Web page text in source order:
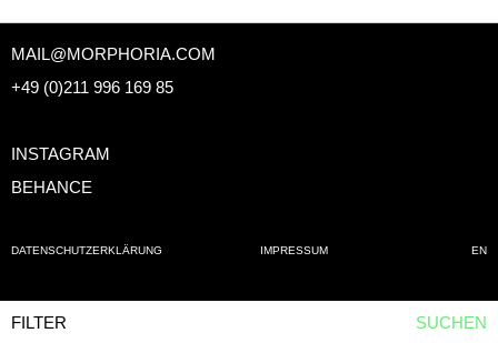
MAIL@MORPHORIA.COM
+49 (0)211 996 169 85
INSTAGRAM
BEHANCE
DATENSCHUTZERKLÄRUNG IMPRESSUM EN
FILTER SUCHEN